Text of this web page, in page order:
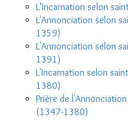
L’Incarnation selon
L'Annonciation selon
1359)
L'Annonciation selon
1391)
L'Incarnation selon
1380)
Prière de
(1347-1380)